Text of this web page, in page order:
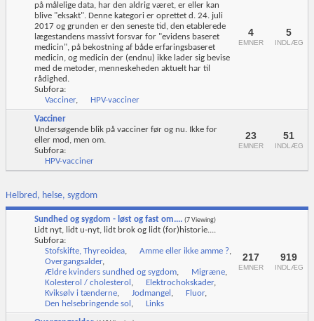
på målelige data, har den aldrig været, er eller kan
blive "eksakt". Denne kategori er oprettet d. 24. juli
2017 og grunden er den seneste tid, den etablerede
lægestandens massivt forsvar for "evidens baseret
medicin", på bekostning af både erfaringsbaseret
medicin, og medicin der (endnu) ikke lader sig bevise
med de metoder, menneskeheden aktuelt har til
rådighed.
Subfora:
Vacciner, HPV-vacciner
4
EMNER
5
INDLÆG
Vacciner
Undersøgende blik på vacciner før og nu. Ikke for
eller mod, men om.
Subfora:
HPV-vacciner
23
EMNER
51
INDLÆG
Helbred, helse, sygdom
Sundhed og sygdom - løst og fast om.... (7 Viewing)
Lidt nyt, lidt u-nyt, lidt brok og lidt (for)historie....
Subfora:
Stofskifte, Thyreoidea, Amme eller ikke amme ?,
Overgangsalder,
Ældre kvinders sundhed og sygdom, Migræne,
Kolesterol / cholesterol , Elektrochokskader,
Kviksølv i tænderne, Jodmangel , Fluor,
Den helsebringende sol , Links
217
EMNER
919
INDLÆG